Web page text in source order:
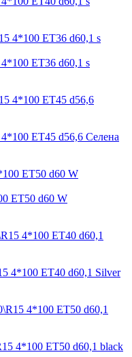
ET36 d60,1 s
ET45 d56,6 Селена
ET50 d60 W
4*100 ET40 d60,1 Silver
4*100 ET50 d60,1 black